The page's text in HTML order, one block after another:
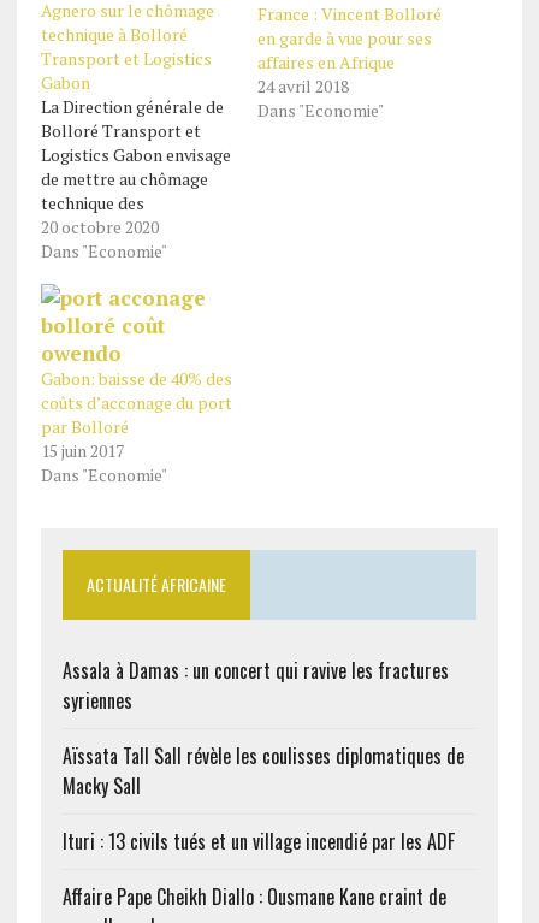
Agnero sur le chômage
technique à Bolloré
Transport et Logistics
Gabon
La Direction générale de
Bolloré Transport et
Logistics Gabon envisage
de mettre au chômage
technique des
collaborateurs dans
toutes les catégories
de l’entreprise, sans
exclusive. M. Serge
Agnero, le directeur
général assure que c’est
la meilleure décision à
prendre pour préserver
des centaines d’autres
emplois. Afin d’alléger
20 octobre 2020
Dans "Economie"
France : Vincent Bolloré
en garde à vue pour ses
affaires en Afrique
24 avril 2018
Dans "Economie"
Gabon: baisse de 40% des
coûts d’acconage du port
par Bolloré
15 juin 2017
Dans "Economie"
ACTUALITÉ AFRICAINE
Assala à Damas : un concert qui ravive les fractures
syriennes
Aïssata Tall Sall révèle les coulisses diplomatiques de
Macky Sall
Ituri : 13 civils tués et un village incendié par les ADF
Affaire Pape Cheikh Diallo : Ousmane Kane craint de